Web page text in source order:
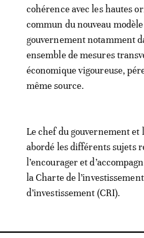
cohérence avec les hautes
commun du nouveau
gouvernement notamment
ensemble de mesures
économique vigoureuse,
même source.
Le chef du gouvernement
abordé les différents sujets
l’encourager et
la Charte de
d’investissement (CRI).